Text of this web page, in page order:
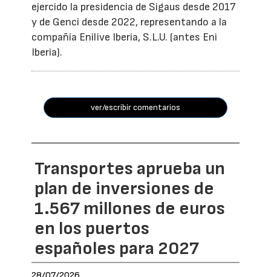
ejercido la presidencia de Sigaus desde 2017
y de Genci desde 2022, representando a la
compañía Enilive Iberia, S.L.U. (antes Eni
Iberia).
ver/escribir comentarios
Transportes aprueba un
plan de inversiones de
1.567 millones de euros
en los puertos
españoles para 2027